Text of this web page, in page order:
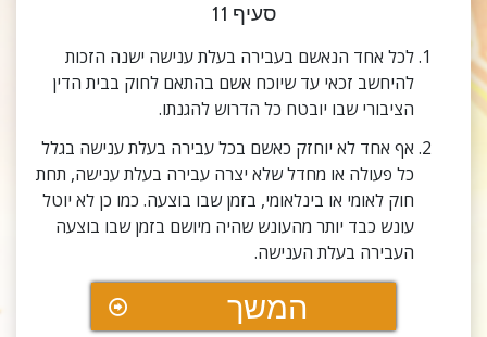
סעיף 11
לכל אחד הנאשם בעבירה בעלת ענישה ישנה הזכות
להיחשב זכאי עד שיוכח אשם בהתאם לחוק בבית הדין
הציבורי שבו יובטח כל הדרוש להגנתו.
אף אחד לא יוחזק כאשם בכל עבירה בעלת ענישה בגלל
כל פעולה או מחדל שלא יצרה עבירה בעלת ענישה, תחת
חוק לאומי או בינלאומי, בזמן שבו בוצעה. כמו כן לא יוטל
עונש כבד יותר מהעונש שהיה מיושם בזמן שבו בוצעה
העבירה בעלת הענישה.
המשך